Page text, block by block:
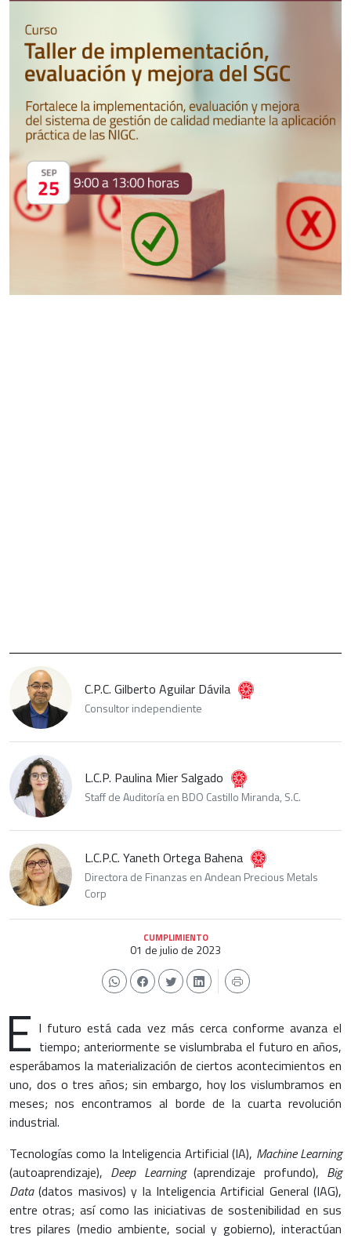
C.P.C. Gilberto Aguilar Dávila
Consultor independiente
L.C.P. Paulina Mier Salgado
Staff de Auditoría en BDO Castillo Miranda, S.C.
L.C.P.C. Yaneth Ortega Bahena
Directora de Finanzas en Andean Precious Metals
Corp
CUMPLIMIENTO
01 de julio de 2023
E l futuro está cada vez más cerca conforme avanza el
tiempo; anteriormente se vislumbraba el futuro en años,
esperábamos la materialización de ciertos acontecimientos en
uno, dos o tres años; sin embargo, hoy los vislumbramos en
meses; nos encontramos al borde de la cuarta revolución
industrial.
Tecnologías como la Inteligencia Artificial (IA), Machine Learning
(autoaprendizaje), Deep Learning(aprendizaje profundo), Big
Data(datos masivos) y la Inteligencia Artificial General (IAG),
entre otras; así como las iniciativas de sostenibilidad en sus
tres pilares (medio ambiente, social y gobierno), interactúan